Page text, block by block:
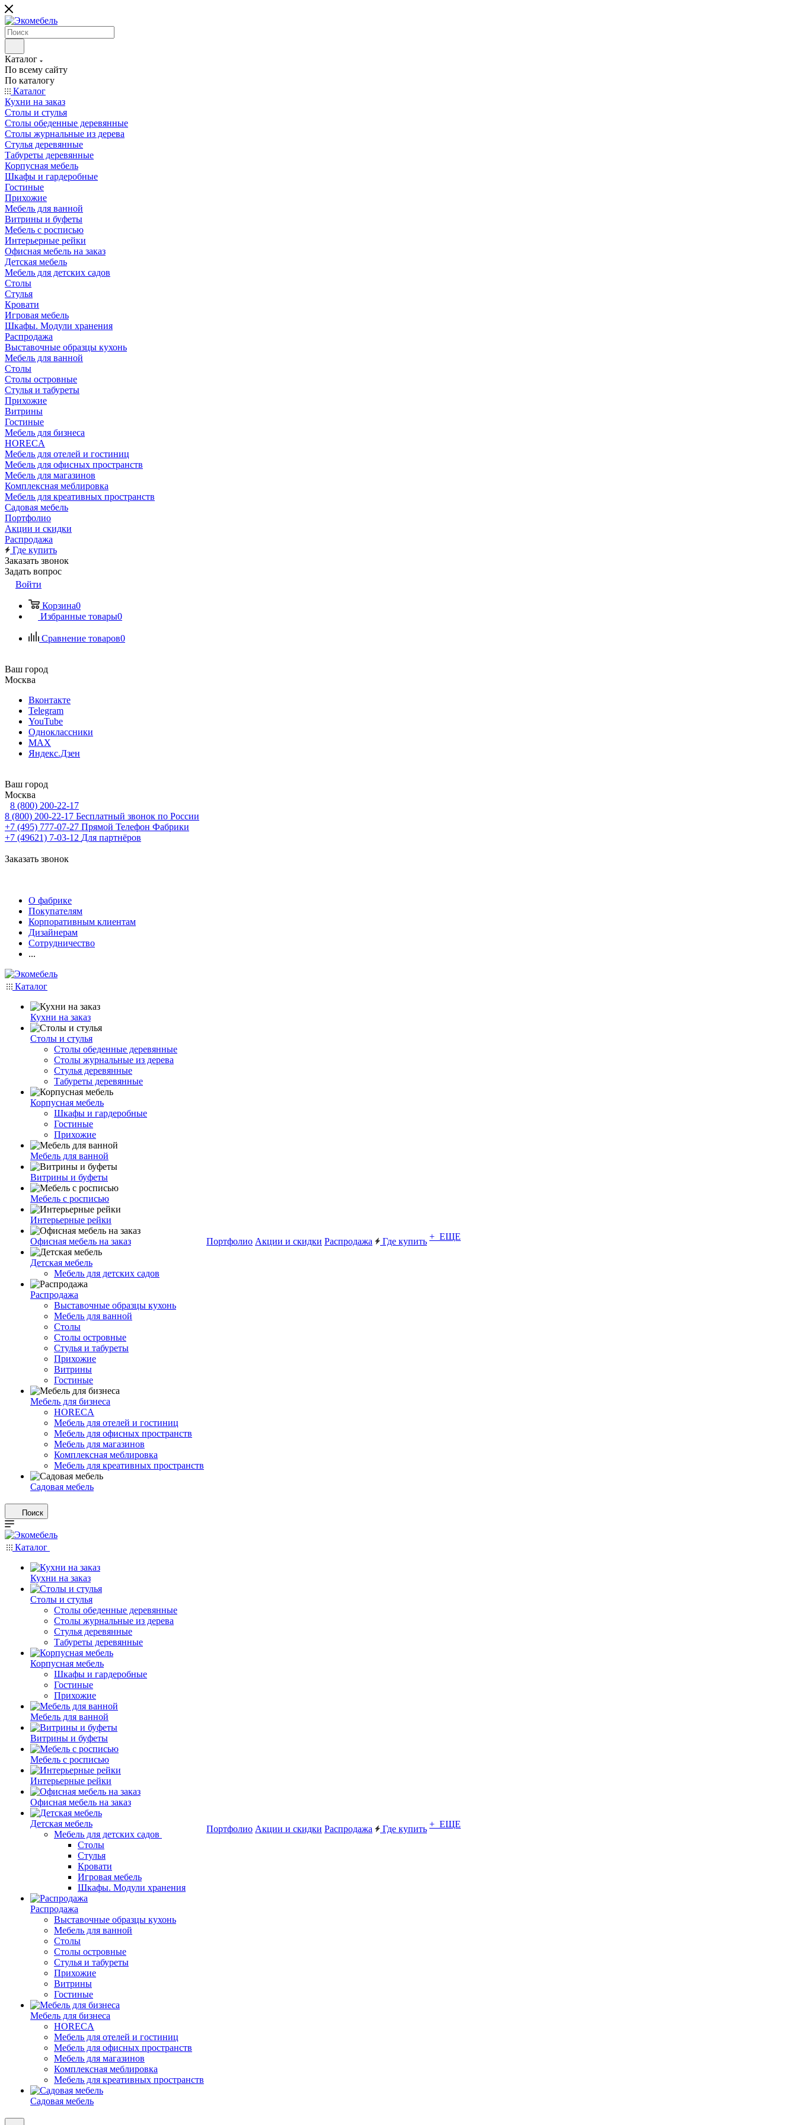
Каталог
По всему сайту
По каталогу
Каталог
Кухни на заказ
Столы и стулья
Столы обеденные деревянные
Столы журнальные из дерева
Стулья деревянные
Табуреты деревянные
Корпусная мебель
Шкафы и гардеробные
Гостиные
Прихожие
Мебель для ванной
Витрины и буфеты
Мебель с росписью
Интерьерные рейки
Офисная мебель на заказ
Детская мебель
Мебель для детских садов
Столы
Стулья
Кровати
Игровая мебель
Шкафы. Модули хранения
Распродажа
Выставочные образцы кухонь
Мебель для ванной
Столы
Столы островные
Стулья и табуреты
Прихожие
Витрины
Гостиные
Мебель для бизнеса
HORECA
Мебель для отелей и гостиниц
Мебель для офисных пространств
Мебель для магазинов
Комплексная меблировка
Мебель для креативных пространств
Садовая мебель
Портфолио
Акции и скидки
Распродажа
Где купить
Заказать звонок
Задать вопрос
Войти
Корзина0
Избранные товары0
Сравнение товаров0
Ваш город
Москва
Вконтакте
Telegram
YouTube
Одноклассники
MAX
Яндекс.Дзен
Ваш город
Москва
8 (800) 200-22-17
8 (800) 200-22-17 Бесплатный звонок по России
+7 (495) 777-07-27 Прямой Телефон Фабрики
+7 (49621) 7-03-12 Для партнёров
Заказать звонок
О фабрике
Покупателям
Корпоративным клиентам
Дизайнерам
Сотрудничество
...
Каталог
Кухни на заказ
Столы и стулья
Столы обеденные деревянные
Столы журнальные из дерева
Стулья деревянные
Табуреты деревянные
Корпусная мебель
Шкафы и гардеробные
Гостиные
Прихожие
Мебель для ванной
Витрины и буфеты
Мебель с росписью
Интерьерные рейки
Офисная мебель на заказ
Детская мебель
Мебель для детских садов
Распродажа
Выставочные образцы кухонь
Мебель для ванной
Столы
Столы островные
Стулья и табуреты
Прихожие
Витрины
Гостиные
Мебель для бизнеса
HORECA
Мебель для отелей и гостиниц
Мебель для офисных пространств
Мебель для магазинов
Комплексная меблировка
Мебель для креативных пространств
Садовая мебель
Портфолио Акции и скидки Распродажа Где купить + ЕЩЕ
Поиск
Каталог
Кухни на заказ
Столы и стулья
Столы обеденные деревянные
Столы журнальные из дерева
Стулья деревянные
Табуреты деревянные
Корпусная мебель
Шкафы и гардеробные
Гостиные
Прихожие
Мебель для ванной
Витрины и буфеты
Мебель с росписью
Интерьерные рейки
Офисная мебель на заказ
Детская мебель
Мебель для детских садов
Столы
Стулья
Кровати
Игровая мебель
Шкафы. Модули хранения
Распродажа
Выставочные образцы кухонь
Мебель для ванной
Столы
Столы островные
Стулья и табуреты
Прихожие
Витрины
Гостиные
Мебель для бизнеса
HORECA
Мебель для отелей и гостиниц
Мебель для офисных пространств
Мебель для магазинов
Комплексная меблировка
Мебель для креативных пространств
Садовая мебель
Портфолио Акции и скидки Распродажа Где купить + ЕЩЕ